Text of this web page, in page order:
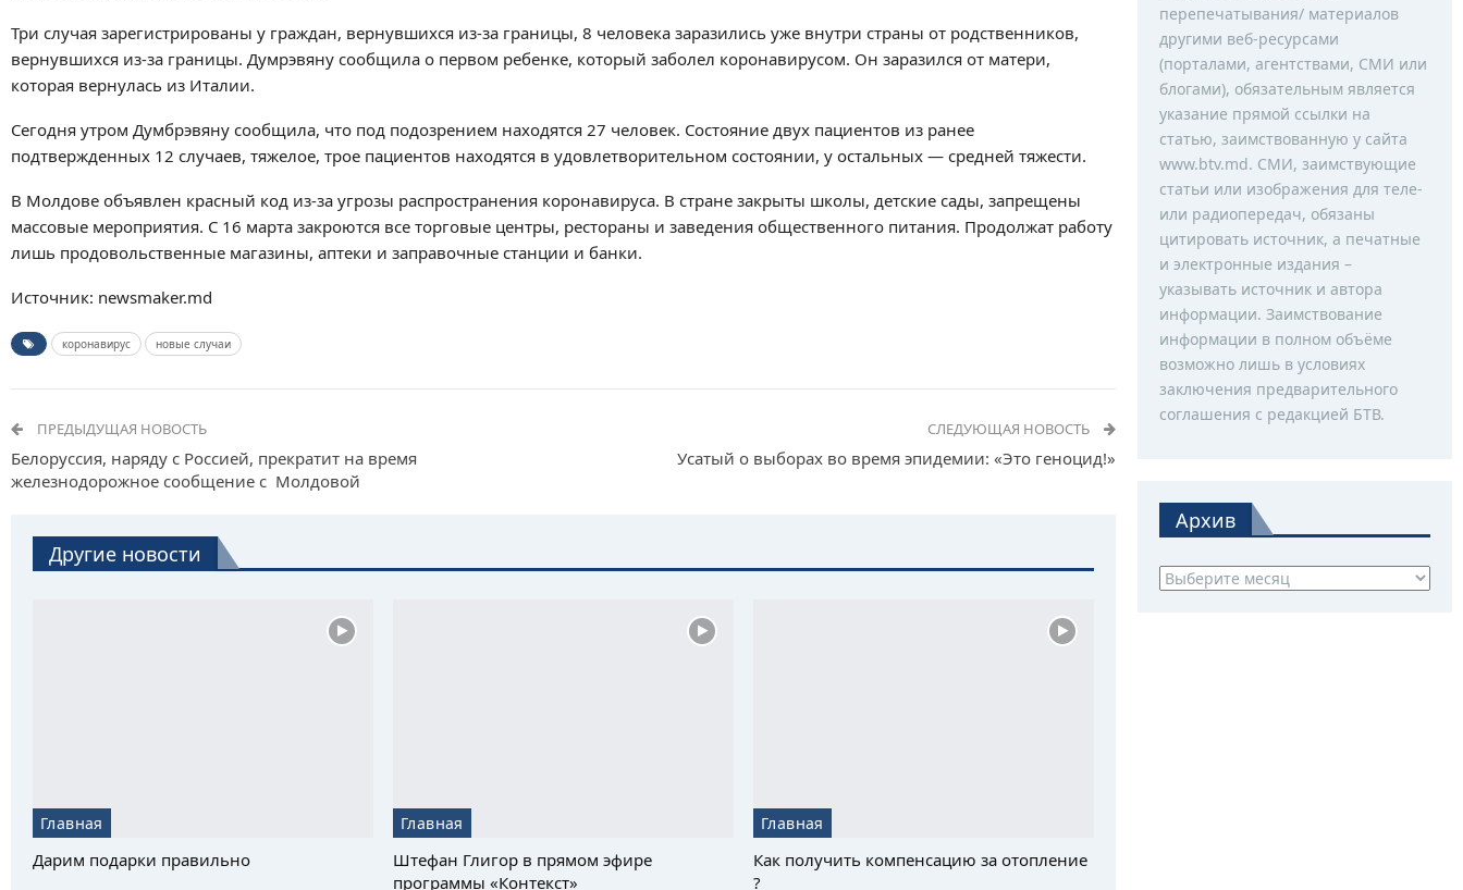
Три случая зарегистрированы у граждан, вернувшихся из-за границы, 8 человека заразились уже внутри страны от родственников,
вернувшихся из-за границы. Думрэвяну сообщила о первом ребенке, который заболел коронавирусом. Он заразился от матери,
которая вернулась из Италии.
Сегодня утром Думбрэвяну сообщила, что под подозрением находятся 27 человек. Состояние двух пациентов из ранее
подтвержденных 12 случаев, тяжелое, трое пациентов находятся в удовлетворительном состоянии, у остальных — средней тяжести.
В Молдове объявлен красный код из-за угрозы распространения коронавируса. В стране закрыты школы, детские сады, запрещены
массовые мероприятия. С 16 марта закроются все торговые центры, рестораны и заведения общественного питания. Продолжат работу
лишь продовольственные магазины, аптеки и заправочные станции и банки.
Источник: newsmaker.md
коронавирус новые случаи
ПРЕДЫДУЩАЯ НОВОСТЬ
Белоруссия, наряду с Россией, прекратит на время
железнодорожное сообщение с Молдовой
СЛЕДУЮЩАЯ НОВОСТЬ
Усатый о выборах во время эпидемии: «Это геноцид!»
Другие новости
Главная
Дарим подарки правильно
Главная
Штефан Глигор в прямом эфире
программы «Контекст»
Главная
Как получить компенсацию за отопление
?
перепечатывания/ материалов
другими веб-ресурсами
(порталами, агентствами, СМИ или
блогами), обязательным является
указание прямой ссылки на
статью, заимствованную у сайта
www.btv.md. СМИ, заимствующие
статьи или изображения для теле-
или радиопередач, обязаны
цитировать источник, а печатные
и электронные издания –
указывать источник и автора
информации. Заимствование
информации в полном объёме
возможно лишь в условиях
заключения предварительного
соглашения с редакцией БТВ.
Архив
Архив